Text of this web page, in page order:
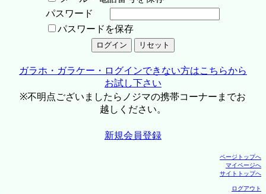
パスワード
パスワードを保存
ガラホ・ガラケー・ログインできない方はこちらから
お試し下さい
※不明点ございましたらノジマの携帯コーナーまでお
越しください。
新規会員登録
ページトップへ
マイページへ
サイトトップへ
ログアウト